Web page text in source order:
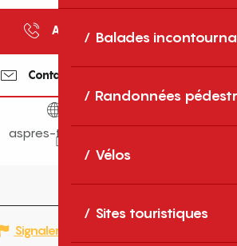
Balades
Randonnées
Vélos
Sites touristiques
Appeler
Contactez-nous
aspres-thuir.com
Signaler une erreur